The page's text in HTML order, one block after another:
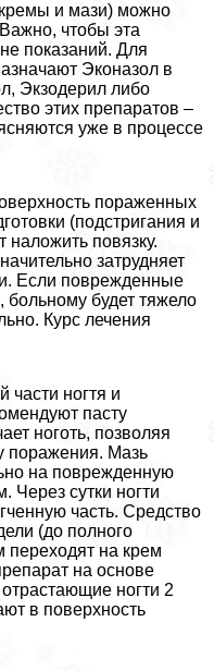
и мази) можно
чтобы эта
показаний. Для
Эконазол в
Экзодерил либо
этих препаратов –
уже в процессе
пораженных
(подстригания и
наложить повязку.
затрудняет
Если поврежденные
больному будет тяжело
Курс лечения
ногтя и
пасту
ноготь, позволяя
поражения. Мазь
на поврежденную
Через сутки ногти
часть. Средство
(до полного
на крем
на основе
ногти 2
в поверхность